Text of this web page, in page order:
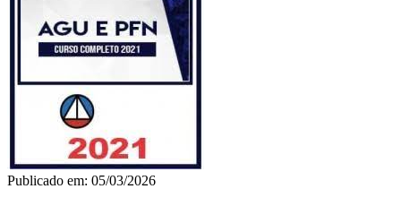
Publicado em: 05/03/2026